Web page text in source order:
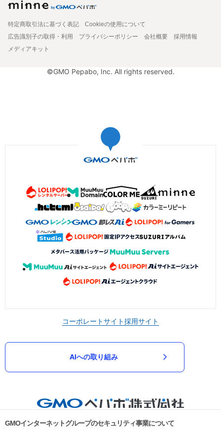
特定商取引法に基づく表記
Cookieの使用について
広告識別子の取得・利用
プライバシーポリシー 会社概要
採用情報
メディアキット
©GMO Pepabo, Inc. All rights reserved.
コーポレートサイト採用サイト
AIへの取り組み
GMOインターネットグループのセキュリティ事業について